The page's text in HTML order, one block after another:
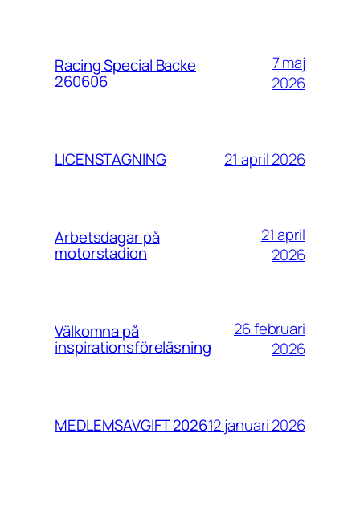
Racing Special Backe
260606
7 maj
2026
LICENSTAGNING 21 april 2026
Arbetsdagar på
motorstadion
21 april
2026
Välkomna på
inspirationsföreläsning
26 februari
2026
MEDLEMSAVGIFT 202612 januari 2026